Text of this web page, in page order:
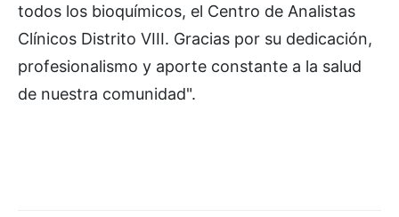
todos los bioquímicos, el Centro de Analistas
Clínicos Distrito VIII. Gracias por su dedicación,
profesionalismo y aporte constante a la salud
de nuestra comunidad".